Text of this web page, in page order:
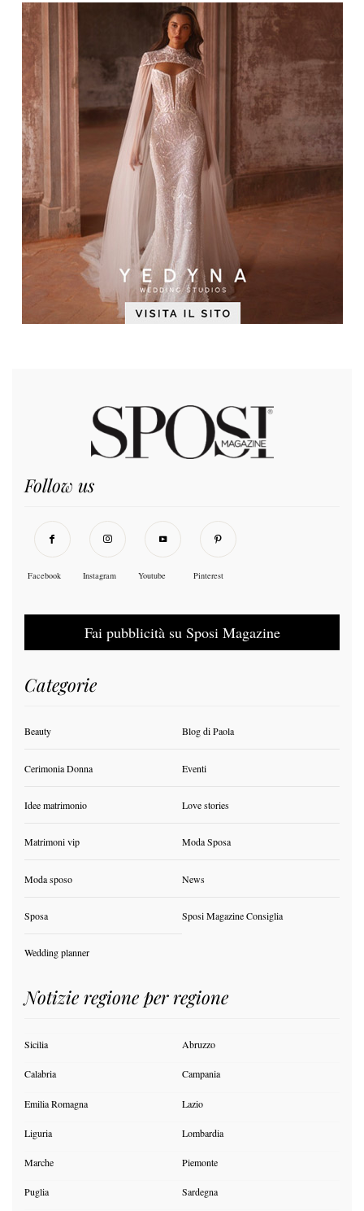
Follow us
Facebook Instagram Youtube Pinterest
Fai pubblicità su Sposi Magazine
Categorie
Beauty Blog di Paola
Cerimonia Donna Eventi
Idee matrimonio Love stories
Matrimoni vip Moda Sposa
Moda sposo News
Sposa Sposi Magazine Consiglia
Wedding planner
Notizie regione per regione
Sicilia Abruzzo
Calabria Campania
Emilia Romagna Lazio
Liguria Lombardia
Marche Piemonte
Puglia Sardegna